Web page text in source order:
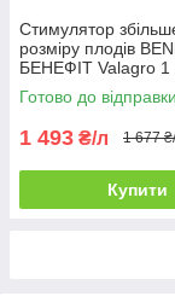
Стимулятор
розміру плодів
БЕНЕФIТ Valagro 1
Готово до відправки
1 493 ₴/л 1 677
Купити